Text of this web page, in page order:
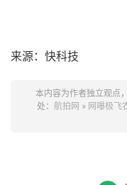
来源：快科技
本内容为作者独立观点
处： 航拍网 » 网曝极飞